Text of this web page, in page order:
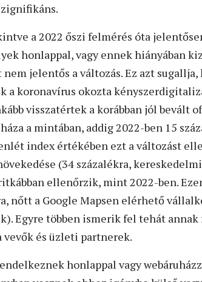
a 2022 őszi felmérés óta
honlappal, vagy ennek hiányában
jelentős a változás. Ez azt
a koronavírus okozta
visszatértek a korábban jól bevált
a mintában, addig 2022-ben 15
index értékében ezt a változást
(34 százalékra,
ellenőrzik, mint 2022-ben.
nőtt a Google Mapsen elérhető
Egyre többen ismerik fel tehát
vevők és üzleti partnerek.
honlappal vagy